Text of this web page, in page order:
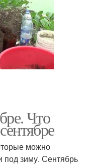
Что
можно
под зиму. Сентябрь